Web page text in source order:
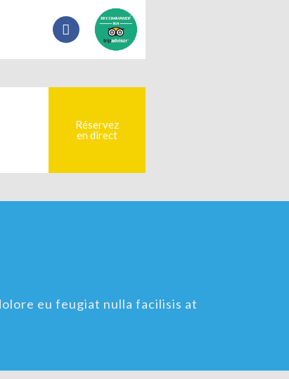
Réservez
en direct
eu feugiat nulla facilisis at